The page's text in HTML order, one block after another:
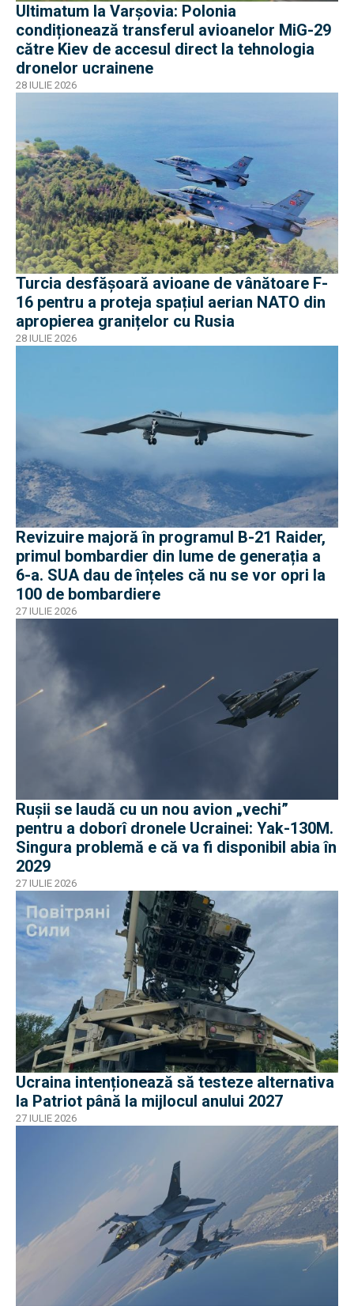
Ultimatum la Varșovia: Polonia
condiționează transferul avioanelor MiG-29
către Kiev de accesul direct la tehnologia
dronelor ucrainene
28 IULIE 2026
Turcia desfășoară avioane de vânătoare F-
16 pentru a proteja spațiul aerian NATO din
apropierea granițelor cu Rusia
28 IULIE 2026
Revizuire majoră în programul B-21 Raider,
primul bombardier din lume de generația a
6-a. SUA dau de înțeles că nu se vor opri la
100 de bombardiere
27 IULIE 2026
Rușii se laudă cu un nou avion „vechi”
pentru a doborî dronele Ucrainei: Yak-130M.
Singura problemă e că va fi disponibil abia în
2029
27 IULIE 2026
Ucraina intenționează să testeze alternativa
la Patriot până la mijlocul anului 2027
27 IULIE 2026